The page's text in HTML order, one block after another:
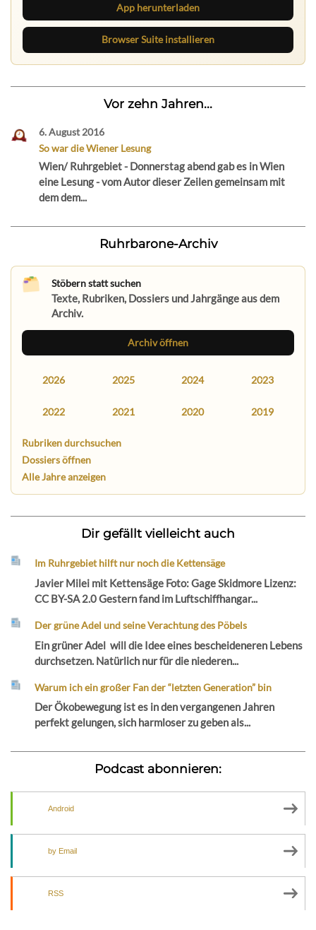
App herunterladen
Browser Suite installieren
Vor zehn Jahren...
6. August 2016
So war die Wiener Lesung
Wien/ Ruhrgebiet - Donnerstag abend gab es in Wien
eine Lesung - vom Autor dieser Zeilen gemeinsam mit
dem dem...
Ruhrbarone-Archiv
Stöbern statt suchen
Texte, Rubriken, Dossiers und Jahrgänge aus dem
Archiv.
Archiv öffnen
2026 2025 2024 2023
2022 2021 2020 2019
Rubriken durchsuchen
Dossiers öffnen
Alle Jahre anzeigen
Dir gefällt vielleicht auch
Im Ruhrgebiet hilft nur noch die Kettensäge
Javier Milei mit Kettensäge Foto: Gage Skidmore Lizenz:
CC BY-SA 2.0 Gestern fand im Luftschiffhangar...
Der grüne Adel und seine Verachtung des Pöbels
Ein grüner Adel will die Idee eines bescheideneren Lebens
durchsetzen. Natürlich nur für die niederen...
Warum ich ein großer Fan der “letzten Generation” bin
Der Ökobewegung ist es in den vergangenen Jahren
perfekt gelungen, sich harmloser zu geben als...
Podcast abonnieren:
Android
by Email
RSS